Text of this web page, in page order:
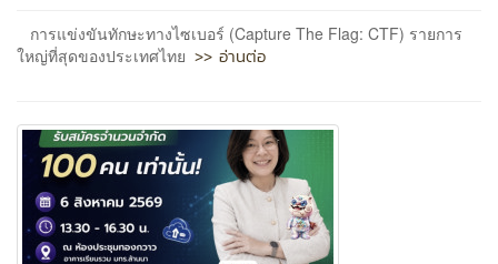
การแข่งขันทักษะทางไซเบอร์ (Capture The Flag: CTF) รายการ
ใหญ่ที่สุดของประเทศไทย >> อ่านต่อ